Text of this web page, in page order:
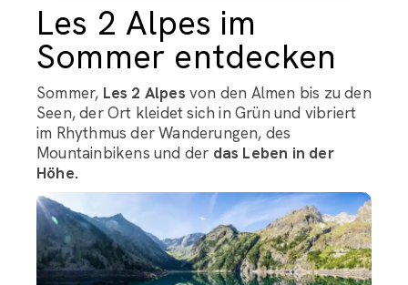
Les 2 Alpes im
Sommer entdecken
Sommer, Les 2 Alpes von den Almen bis zu den
Seen, der Ort kleidet sich in Grün und vibriert
im Rhythmus der Wanderungen, des
Mountainbikens und der das Leben in der
Höhe.